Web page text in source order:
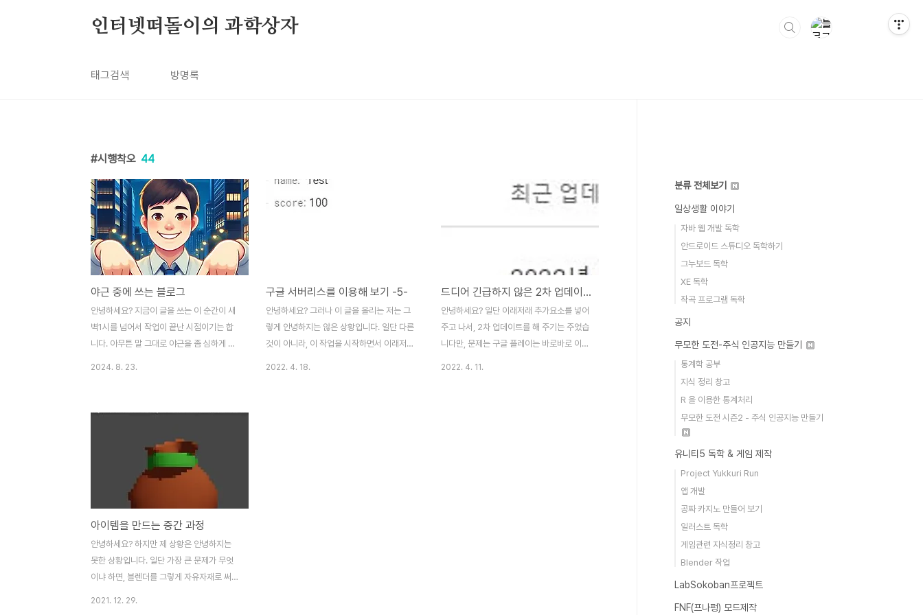
인터넷떠돌이의 과학상자
태그검색 방명록
시행착오 44
야근 중에 쓰는 블로그
안녕하세요? 지금이 글을 쓰는 이 순간이 새
벽1시를 넘어서 작업이 끝난 시점이기는 합
니다. 아무튼 말 그대로 야근을 좀 심하게 하
고서 계속해서 시도할 수 밖에 없는 것이 이
실험이기는 합니다만, 문자그대로 어떻게 보
면 현실에서 강화시도를 돌리고 있는 것이나
마찬가지 상황입니다. 그렇다고 해서 이걸
100% 성공하느냐 하면, 살아있는 생물 가지
고 하는 실험이기 때문에 이게 데이터 조각이
나 기계처럼 정해진 조건만 되면 정확하게 성
공하는 그런 것이 아니기는 합니다.
2024. 8. 23.
구글 서버리스를 이용해 보기 -5-
안녕하세요? 그러나 이 글을 올리는 저는 그
렇게 안녕하지는 않은 상황입니다. 일단 다른
것이 아니라, 이 작업을 시작하면서 이래저래
2022. 4. 18.
드디어 긴급하지 않은 2차 업데이트를 예약했습니다.
안녕하세요? 일단 이래저래 추가요소를 넣어
주고 나서, 2차 업데이트를 해 주기는 주었습
니다만, 문제는 구글 플레이는 바로바로 이게
2022. 4. 11.
아이템을 만드는 중간 과정
안녕하세요? 하지만 제 상황은 안녕하지는
못한 상황입니다. 일단 가장 큰 문제가 무엇
이냐 하면, 블렌더를 그렇게 자유자재로 써본
2021. 12. 29.
분류 전체보기
일상생활 이야기
자바 웹 개발 독학
안드로이드 스튜디오 독학하기
그누보드 독학
XE 독학
작곡 프로그램 독학
공지
무모한 도전-주식 인공지능 만들기
통계학 공부
지식 정리 창고
R 을 이용한 통계처리
무모한 도전 시즌2 - 주식 인공지능 만들기
유니티5 독학 & 게임 제작
Project Yukkuri Run
앱 개발
공짜 카지노 만들어 보기
일러스트 독학
게임관련 지식정리 창고
Blender 작업
LabSokoban프로젝트
FNF(프나펑) 모드제작